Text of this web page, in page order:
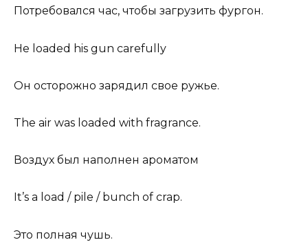
Потребовался час, чтобы загрузить фургон.
He loaded his gun carefully
Он осторожно зарядил свое ружье.
The air was loaded with fragrance.
Воздух был наполнен ароматом
It’s a load / pile / bunch of crap.
Это полная чушь.